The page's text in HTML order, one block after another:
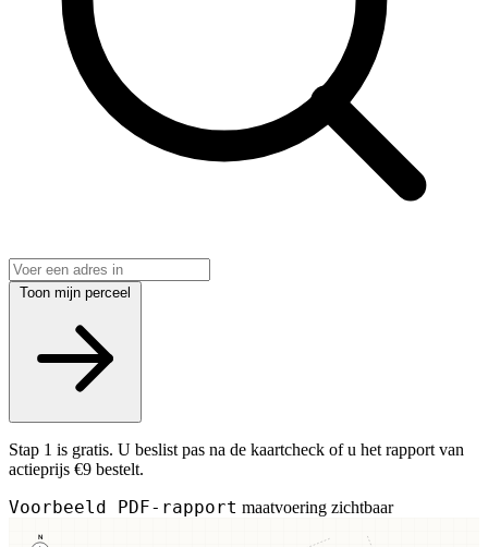
Toon mijn perceel
Stap 1 is gratis. U beslist pas na de kaartcheck of u het rapport van
actieprijs €9 bestelt.
Voorbeeld PDF-rapport maatvoering zichtbaar
N